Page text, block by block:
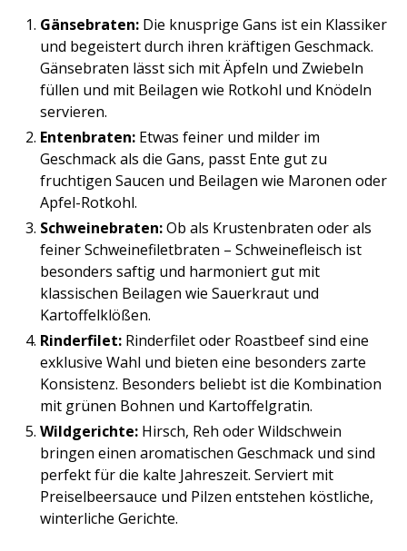
Gänsebraten: Die knusprige Gans ist ein Klassiker
und begeistert durch ihren kräftigen Geschmack.
Gänsebraten lässt sich mit Äpfeln und Zwiebeln
füllen und mit Beilagen wie Rotkohl und Knödeln
servieren.
Entenbraten: Etwas feiner und milder im
Geschmack als die Gans, passt Ente gut zu
fruchtigen Saucen und Beilagen wie Maronen oder
Apfel-Rotkohl.
Schweinebraten:Ob als Krustenbraten oder als
feiner Schweinefiletbraten – Schweinefleisch ist
besonders saftig und harmoniert gut mit
klassischen Beilagen wie Sauerkraut und
Kartoffelklößen.
Rinderfilet: Rinderfilet oder Roastbeef sind eine
exklusive Wahl und bieten eine besonders zarte
Konsistenz. Besonders beliebt ist die Kombination
mit grünen Bohnen und Kartoffelgratin.
Wildgerichte: Hirsch, Reh oder Wildschwein
bringen einen aromatischen Geschmack und sind
perfekt für die kalte Jahreszeit. Serviert mit
Preiselbeersauce und Pilzen entstehen köstliche,
winterliche Gerichte.